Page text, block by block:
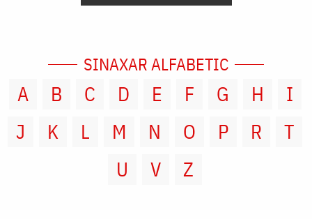
SINAXAR ALFABETIC
A B C D E F G H
I
J
K L M N O P R
T
U
V Z